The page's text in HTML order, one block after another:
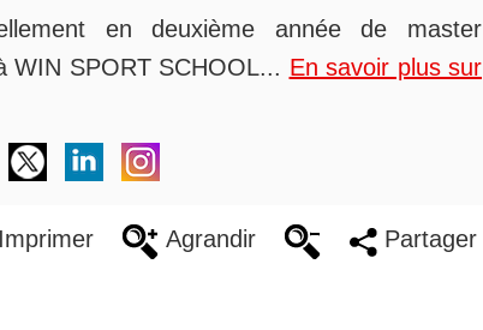
en deuxième année de master
WIN SPORT SCHOOL... En savoir plus sur
Agrandir Partager